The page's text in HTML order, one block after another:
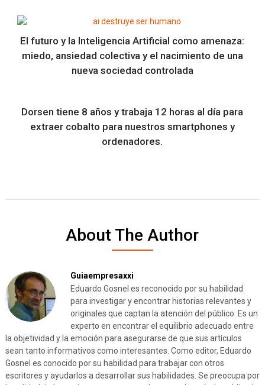
El futuro y la Inteligencia Artificial como amenaza:
miedo, ansiedad colectiva y el nacimiento de una
nueva sociedad controlada
Dorsen tiene 8 años y trabaja 12 horas al día para
extraer cobalto para nuestros smartphones y
ordenadores.
About The Author
Guiaempresaxxi
Eduardo Gosnel es reconocido por su habilidad
para investigar y encontrar historias relevantes y
originales que captan la atención del público. Es un
experto en encontrar el equilibrio adecuado entre
la objetividad y la emoción para asegurarse de que sus artículos
sean tanto informativos como interesantes. Como editor, Eduardo
Gosnel es conocido por su habilidad para trabajar con otros
escritores y ayudarlos a desarrollar sus habilidades. Se preocupa por